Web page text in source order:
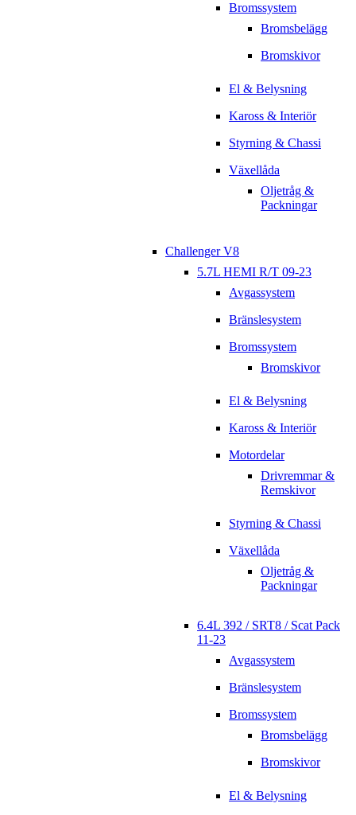
Bromssystem
Bromsbelägg
Bromskivor
El & Belysning
Kaross & Interiör
Styrning & Chassi
Växellåda
Oljetråg &
Packningar
Challenger V8
5.7L HEMI R/T 09-23
Avgassystem
Bränslesystem
Bromssystem
Bromskivor
El & Belysning
Kaross & Interiör
Motordelar
Drivremmar &
Remskivor
Styrning & Chassi
Växellåda
Oljetråg &
Packningar
6.4L 392 / SRT8 / Scat Pack
11-23
Avgassystem
Bränslesystem
Bromssystem
Bromsbelägg
Bromskivor
El & Belysning